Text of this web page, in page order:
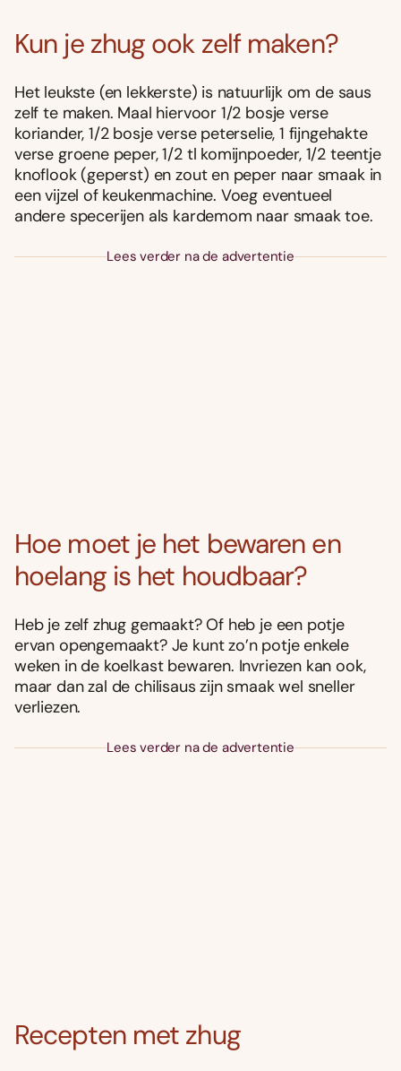
Kun je zhug ook zelf maken?
Het leukste (en lekkerste) is natuurlijk om de saus
zelf te maken. Maal hiervoor 1/2 bosje verse
koriander, 1/2 bosje verse peterselie, 1 fijngehakte
verse groene peper, 1/2 tl komijnpoeder, 1/2 teentje
knoflook (geperst) en zout en peper naar smaak in
een vijzel of keukenmachine. Voeg eventueel
andere specerijen als kardemom naar smaak toe.
Lees verder na de advertentie
Hoe moet je het bewaren en
hoelang is het houdbaar?
Heb je zelf zhug gemaakt? Of heb je een potje
ervan opengemaakt? Je kunt zo’n potje enkele
weken in de koelkast bewaren. Invriezen kan ook,
maar dan zal de chilisaus zijn smaak wel sneller
verliezen.
Lees verder na de advertentie
Recepten met zhug